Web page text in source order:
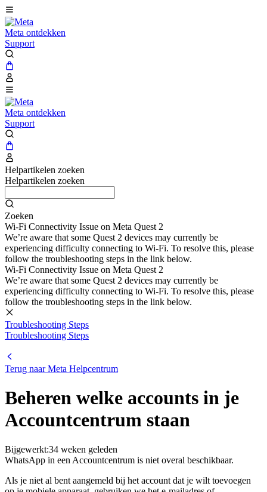
Meta ontdekken
Support
Meta ontdekken
Support
Helpartikelen zoeken
Helpartikelen zoeken
Zoeken
Wi-Fi Connectivity Issue on Meta Quest 2
We’re aware that some Quest 2 devices may currently be
experiencing difficulty connecting to Wi-Fi. To resolve this, please
follow the troubleshooting steps in the link below.
Wi-Fi Connectivity Issue on Meta Quest 2
We’re aware that some Quest 2 devices may currently be
experiencing difficulty connecting to Wi-Fi. To resolve this, please
follow the troubleshooting steps in the link below.
Troubleshooting Steps
Troubleshooting Steps
Terug naarMeta Helpcentrum
Beheren welke accounts in je
Accountcentrum staan
Bijgewerkt:34 weken geleden
WhatsApp in een Accountcentrum is niet overal beschikbaar.
Als je niet al bent aangemeld bij het account dat je wilt toevoegen